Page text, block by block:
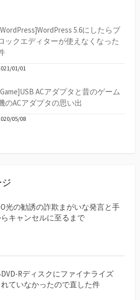
5.6にしたらブ
ックエディターが使えなくなった
01/01
ACアダプタと昔のゲーム
のACアダプタの思い出
05/08
光の勧誘の詐欺まがいな発言と手
キャンセルに至るまで
Rディスクにファイナライズ
ていなかったので直した件